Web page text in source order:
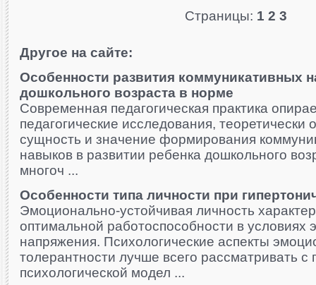
Страницы: 1 2 3
Другое на сайте:
Особенности развития коммуникативных
дошкольного возраста в норме
Современная педагогическая практика
педагогические исследования,
сущность и значение формирования
навыков в развитии ребенка дошкольного
многоч ...
Особенности типа личности при
Эмоционально-устойчивая личность
оптимальной работоспособности в условиях
напряжения. Психологические аспекты
толерантности лучше всего рассматривать с
психологической модел ...